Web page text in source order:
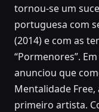
tornou-se um
portuguesa com
(2014) e com as
“Pormenores”.
anunciou que
Mentalidade
primeiro artista.